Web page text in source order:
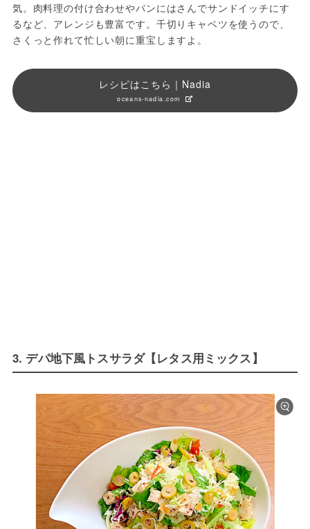
気。肉料理の付け合わせやパンにはさんでサンドイッチにす
るなど、アレンジも豊富です。千切りキャベツを使うので、
さくっと作れて忙しい朝に重宝しますよ。
レシピはこちら｜Nadia
oceans-nadia.com
3. デパ地下風トスサラダ【レタス用ミックス】